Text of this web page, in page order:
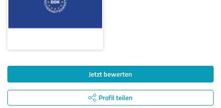
Jetzt bewerten
Profil teilen